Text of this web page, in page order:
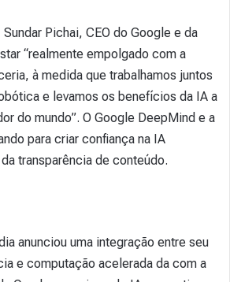
Pichai, CEO do Google e da
“realmente empolgado com a
à medida que trabalhamos juntos
e levamos os benefícios da IA a
do mundo”. O Google DeepMind e a
para criar confiança na IA
transparência de conteúdo.
anunciou uma integração entre seu
e computação acelerada da com a